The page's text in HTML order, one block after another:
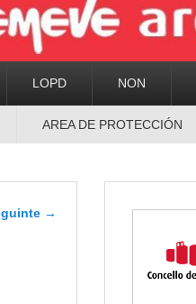
LOPD NON
AREA DE PROTECCIÓN
→